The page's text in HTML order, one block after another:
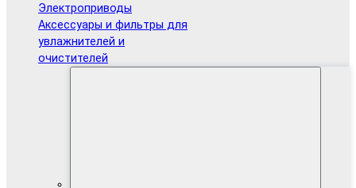
Электроприводы
Аксессуары и фильтры для
увлажнителей и
очистителей